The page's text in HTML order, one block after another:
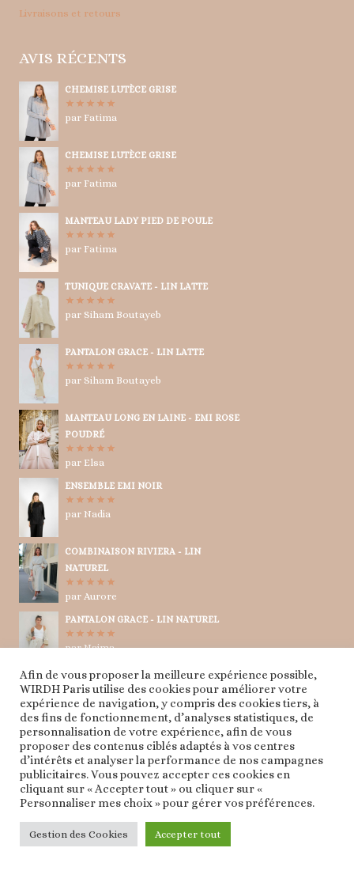
Livraisons et retours
AVIS RÉCENTS
CHEMISE LUTÈCE GRISE
Note5sur
par Fatima
CHEMISE LUTÈCE GRISE
Note5sur
par Fatima
MANTEAU LADY PIED DE POULE
Note5sur
par Fatima
TUNIQUE CRAVATE - LIN LATTE
Note5sur
par Siham Boutayeb
PANTALON GRACE - LIN LATTE
Note5sur
par Siham Boutayeb
MANTEAU LONG EN LAINE - EMI ROSE
POUDRÉ
Note5sur
par Elsa
ENSEMBLE EMI NOIR
Note5sur
par Nadia
COMBINAISON RIVIERA - LIN
NATUREL
Note5sur
par Aurore
PANTALON GRACE - LIN NATUREL
Note5sur
par Naima
TUNIQUE CRAVATE - LIN NATUREL
Note 5sur
5
par Naima
© 2026 WIRDH PARIS
Afin de vous proposer la meilleure expérience possible,
WIRDH Paris utilise des cookies pour améliorer votre
expérience de navigation, y compris des cookies tiers, à
des fins de fonctionnement, d’analyses statistiques, de
personnalisation de votre expérience, afin de vous
proposer des contenus ciblés adaptés à vos centres
d’intérêts et analyser la performance de nos campagnes
publicitaires. Vous pouvez accepter ces cookies en
cliquant sur « Accepter tout » ou cliquer sur «
Personnaliser mes choix » pour gérer vos préférences.
Gestion des Cookies Accepter tout